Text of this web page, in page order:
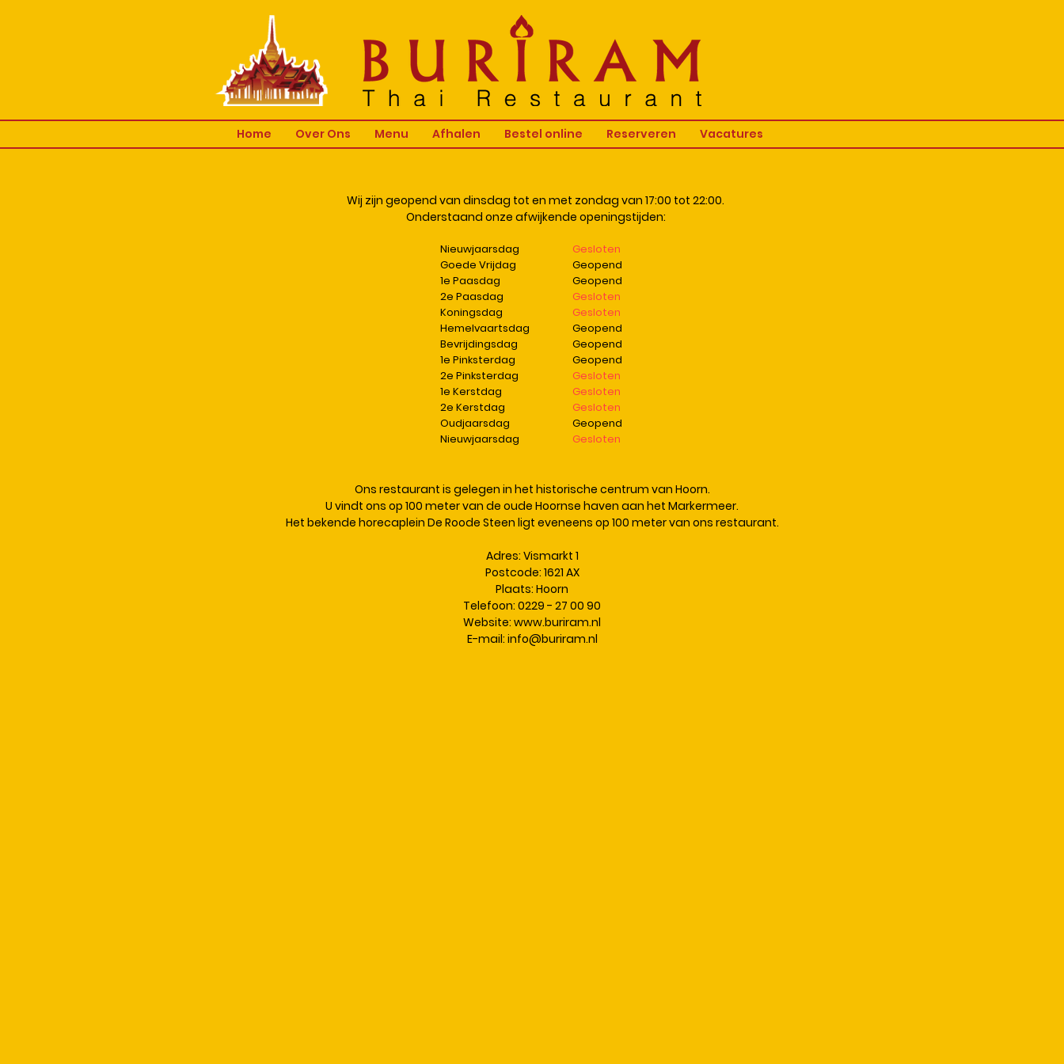
Home Over Ons Menu Afhalen Bestel online Reserveren Vacatures
Wij zijn geopend van dinsdag tot en met zondag van 17:00 tot 22:00.
Onderstaand onze afwijkende openingstijden:
Nieuwjaarsdag
Goede Vrijdag
1e Paasdag
2e Paasdag
Koningsdag
Hemelvaartsdag
Bevrijdingsdag
1e Pinksterdag
2e Pinksterdag
1e Kerstdag
2e Kerstdag
Oudjaarsdag
Nieuwjaarsdag
Gesloten
Geopend
Geopend
Gesloten
Gesloten
Geopend
Geopend
Geopend
Gesloten
Gesloten
Gesloten
Geopend
Gesloten
Ons restaurant is gelegen in het historische centrum van Hoorn.
U vindt ons op 100 meter van de oude Hoornse haven aan het Markermeer.
Het bekende horecaplein De Roode Steen ligt eveneens op 100 meter van ons restaurant.
Adres: Vismarkt 1
Postcode: 1621 AX
Plaats: Hoorn
Telefoon: 0229 - 27 00 90
Website: www.buriram.nl
E-mail: info@buriram.nl